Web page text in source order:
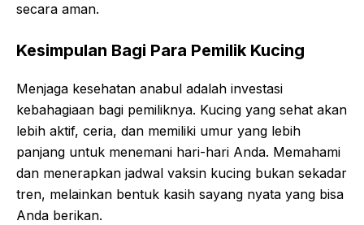
secara aman.
Kesimpulan Bagi Para Pemilik Kucing
Menjaga kesehatan anabul adalah investasi
kebahagiaan bagi pemiliknya. Kucing yang sehat akan
lebih aktif, ceria, dan memiliki umur yang lebih
panjang untuk menemani hari-hari Anda. Memahami
dan menerapkan jadwal vaksin kucing bukan sekadar
tren, melainkan bentuk kasih sayang nyata yang bisa
Anda berikan.